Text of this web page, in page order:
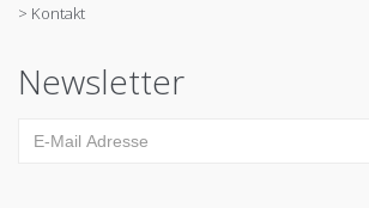
> Kontakt
Newsletter